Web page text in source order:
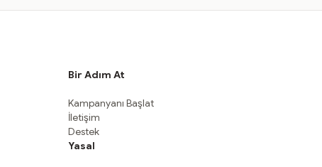
Bir Adım At
Kampanyanı Başlat
İletişim
Destek
Yasal